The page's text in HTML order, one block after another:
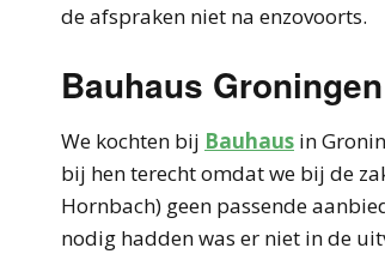
de afspraken niet na enzovoorts.
Bauhaus Groningen
We kochten bij Bauhaus in
bij hen terecht omdat we bij de
Hornbach) geen passende
nodig hadden was er niet in de